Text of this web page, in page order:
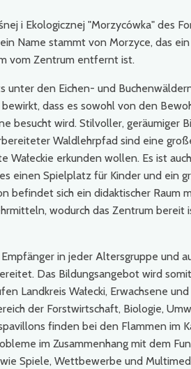
i Ekologicznej "Morzycówka" des
Name stammt von Morzyce, das
vom Zentrum entfernt ist.
unter den Eichen- und
dass es sowohl von den
besucht wird. Stilvoller, geräumiger
Waldlehrpfad sind eine
Wałeckie erkunden wollen. Es ist
einen Spielplatz für Kinder und ein
befindet sich ein didaktischer Raum
wodurch das Zentrum bereit
in jeder Altersgruppe und
Das Bildungsangebot wird
Landkreis Wałecki, Erwachsene
der Forstwirtschaft, Biologie,
finden bei den Flammen im
im Zusammenhang mit dem
Spiele, Wettbewerbe und